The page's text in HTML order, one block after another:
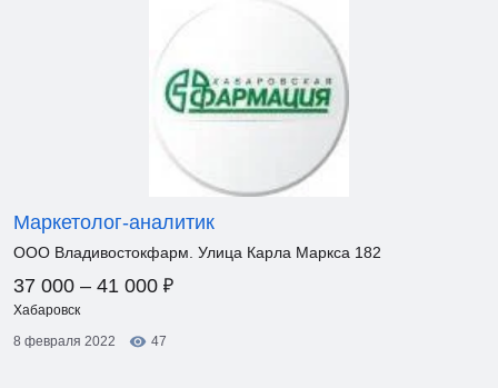
Маркетолог-аналитик
ООО Владивостокфарм. Улица Карла Маркса 182
37 000 – 41 000 ₽
Хабаровск
8 февраля 2022
47